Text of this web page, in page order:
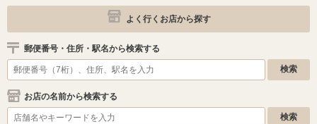
よく行くお店から探す
郵便番号・住所・駅名から検索する
お店の名前から検索する